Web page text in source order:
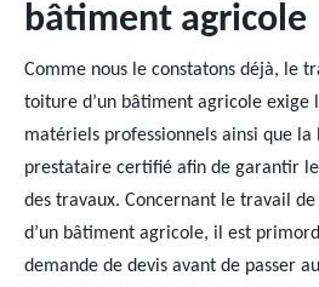
bâtiment agricole
Comme nous le constatons déjà, le
toiture d’un bâtiment agricole exige
matériels professionnels ainsi que la
prestataire certifié afin de garantir
des travaux. Concernant le travail
d’un bâtiment agricole, il est
demande de devis avant de passer